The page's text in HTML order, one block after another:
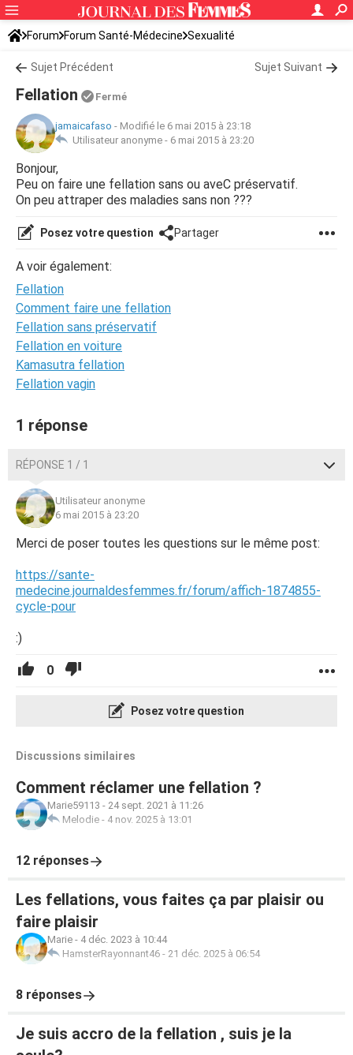
Forum Forum Santé-Médecine Sexualité
Sujet Précédent Sujet Suivant
Fellation Fermé
jamaicafaso - Modifié le 6 mai 2015 à 23:18
Utilisateur anonyme - 6 mai 2015 à 23:20
Bonjour,
Peu on faire une fellation sans ou aveC préservatif.
On peu attraper des maladies sans non ???
Posez votre question Partager
A voir également:
Fellation
Comment faire une fellation
Fellation sans préservatif
Fellation en voiture
Kamasutra fellation
Fellation vagin
1 réponse
RÉPONSE 1 / 1
Utilisateur anonyme
6 mai 2015 à 23:20
Merci de poser toutes les questions sur le même post:
https://sante-
medecine.journaldesfemmes.fr/forum/affich-1874855-
cycle-pour
:)
0
Posez votre question
Discussions similaires
Comment réclamer une fellation ?
Marie59113 - 24 sept. 2021 à 11:26
Melodie - 4 nov. 2025 à 13:01
12 réponses
Les fellations, vous faites ça par plaisir ou
faire plaisir
Marie - 4 déc. 2023 à 10:44
HamsterRayonnant46 - 21 déc. 2025 à 06:54
8 réponses
Je suis accro de la fellation , suis je la